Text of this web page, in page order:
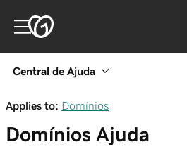
Central de Ajuda
Applies to: Domínios
Domínios Ajuda